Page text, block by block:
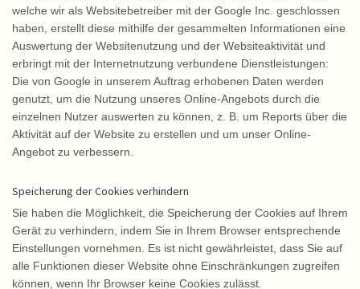
welche wir als Websitebetreiber mit der Google Inc. geschlossen
haben, erstellt diese mithilfe der gesammelten Informationen eine
Auswertung der Websitenutzung und der Websiteaktivität und
erbringt mit der Internetnutzung verbundene Dienstleistungen:
Die von Google in unserem Auftrag erhobenen Daten werden
genutzt, um die Nutzung unseres Online-Angebots durch die
einzelnen Nutzer auswerten zu können, z. B. um Reports über die
Aktivität auf der Website zu erstellen und um unser Online-
Angebot zu verbessern.
Speicherung der Cookies verhindern
Sie haben die Möglichkeit, die Speicherung der Cookies auf Ihrem
Gerät zu verhindern, indem Sie in Ihrem Browser entsprechende
Einstellungen vornehmen. Es ist nicht gewährleistet, dass Sie auf
alle Funktionen dieser Website ohne Einschränkungen zugreifen
können, wenn Ihr Browser keine Cookies zulässt.